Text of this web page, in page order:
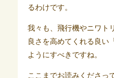
るわけです。
我々も、飛行機やニワト
良さを高めてくれる良い
ようにすべきですね。
ここまでお読みくださっ